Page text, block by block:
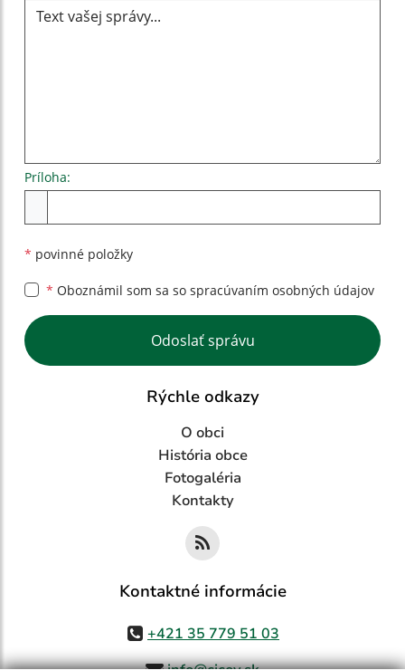
Príloha:
* povinné položky
* Oboznámil som sa so spracúvaním osobných údajov
Google reCaptcha Response
Odoslať správu
Rýchle odkazy
O obci
História obce
Fotogaléria
Kontakty
Kontaktné informácie
+421 35 779 51 03